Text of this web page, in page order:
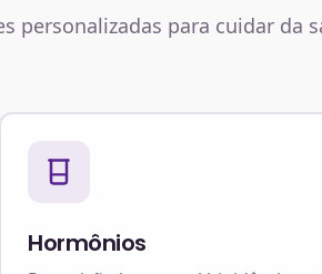
personalizadas para cuidar da
Hormônios